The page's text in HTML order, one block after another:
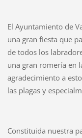
El Ayuntamiento de
una gran fiesta que
de todos los
una gran romería en
agradecimiento a
las plagas y
Constituida nuestra